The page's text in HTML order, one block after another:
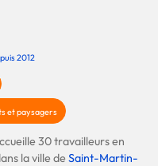
2012
et paysagers
30 travailleurs en
la ville deSaint-Martin-